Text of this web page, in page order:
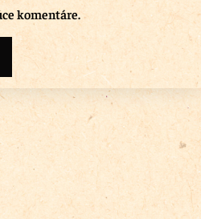
komentáre.